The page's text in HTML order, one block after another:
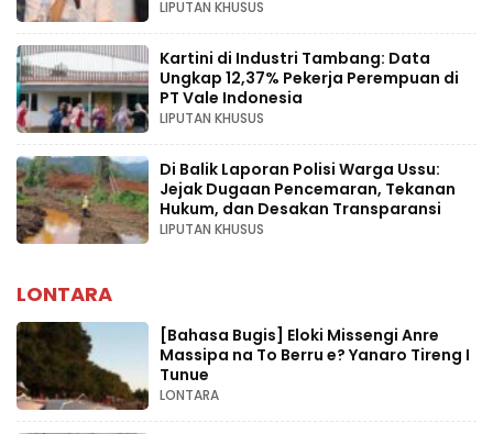
LIPUTAN KHUSUS
Kartini di Industri Tambang: Data
Ungkap 12,37% Pekerja Perempuan di
PT Vale Indonesia
LIPUTAN KHUSUS
Di Balik Laporan Polisi Warga Ussu:
Jejak Dugaan Pencemaran, Tekanan
Hukum, dan Desakan Transparansi
LIPUTAN KHUSUS
LONTARA
[Bahasa Bugis] ‎Eloki Missengi Anre
Massipa na To Berru e? Yanaro Tireng I
Tunue
LONTARA